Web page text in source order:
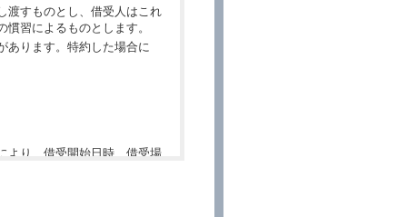
渡すものとし、借受人はこれ
習によるものとします。
あります。特約した場合に
より、借受開始日時、借受場
約内容と実際に相違があっ